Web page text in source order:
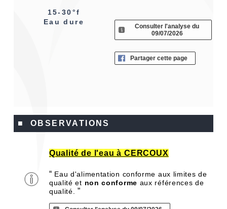
15-30°f
Eau dure
Consulter l'analyse du
09/07/2026
Partager cette page
■ OBSERVATIONS
Qualité de l'eau à CERCOUX
“ Eau d'alimentation conforme aux limites de
qualité et non conforme aux références de
qualité.”